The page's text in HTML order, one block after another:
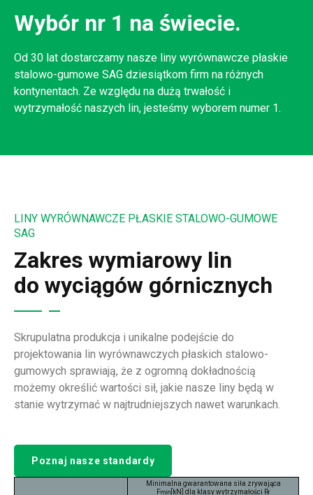
Wybór nr 1 na świecie.
Od 30 lat dostarczamy nasze liny wyrównawcze płaskie
stalowo-gumowe SAG dziesiątkom firm na różnych
kontynentach. Ze względu na dużą trwałość i
wytrzymałość naszych lin, jesteśmy wyborem numer 1.
LINY WYRÓWNAWCZE PŁASKIE STALOWO-GUMOWE
SAG
Zakres wymiarowy lin
do wyciągów górnicznych
Skrupulatna produkcja i unikalne podejście do
projektowania lin wyrównawczych płaskich stalowo-
gumowych sprawiają, że z ogromną dokładnością
możemy określić wartości sił, jakie nasze liny będą w
stanie wytrzymać w najtrudniejszych nawet warunkach.
Poznaj nasze standardy
Minimalna gwarantowana siła zrywająca
Fmin [kN] dla klasy wytrzymałości Rr